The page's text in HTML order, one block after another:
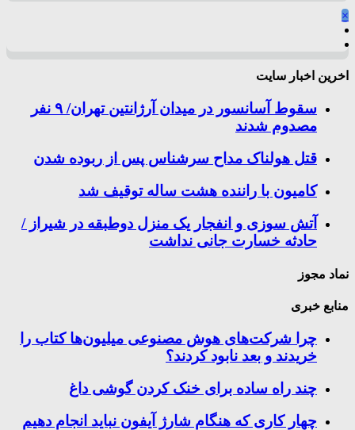
×
اخرین اخبار سایت
سقوط آسانسور در میدان آرژانتین تهران/ ۹ نفر
مصدوم شدند
قتل هولناک مداح سرشناس پس از ربوده شدن
کامیون با راننده هشت ساله توقیف شد
آتش سوزی و انفجار یک منزل دوطبقه در شیراز /
حادثه خسارت جانی نداشت
نماد مجوز
منابع خبری
چرا شرکت‌های هوش مصنوعی میلیون‌ها کتاب را
خریدند و بعد نابود کردند؟
چند راه‌ ساده برای خنک کردن گوشی داغ
چهار کاری که هنگام شارژ آیفون نباید انجام دهیم